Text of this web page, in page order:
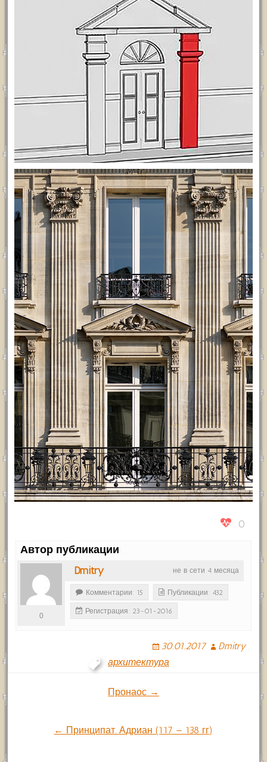
0
Автор публикации
не в сети 4 месяца
Dmitry
0
Комментарии: 15 Публикации: 432
Регистрация: 23-01-2016
30.01.2017
Dmitry
архитектура
НавигацияПронаос →
← Принципат. Адриан (117 — 138 гг)